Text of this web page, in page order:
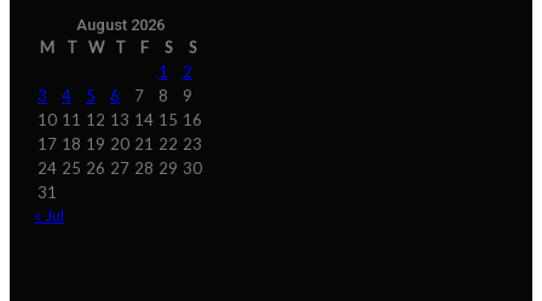
August 2026
M T W T F S
S
1
2
3
4 5 6 7 8
9
10 11 12 13 14 15 16
17 18 19 20 21 22 23
24 25 26 27 28 29 30
31
« Jul